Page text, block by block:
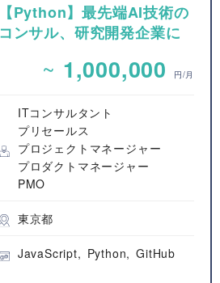
【Python】最先端AI技術の
コンサル、研究開発企業に
~ 1,000,000 円/月
ITコンサルタント
プリセールス
プロジェクトマネージャー
プロダクトマネージャー
PMO
東京都
JavaScript Python GitHub